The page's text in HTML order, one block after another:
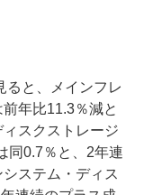
と、メインフレ
年比11.3％減と
スクストレージ
同0.7％と、2年連
ステム・ディス